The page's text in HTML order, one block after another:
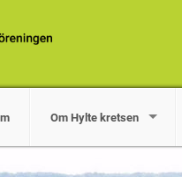
Om Hylte kretsen